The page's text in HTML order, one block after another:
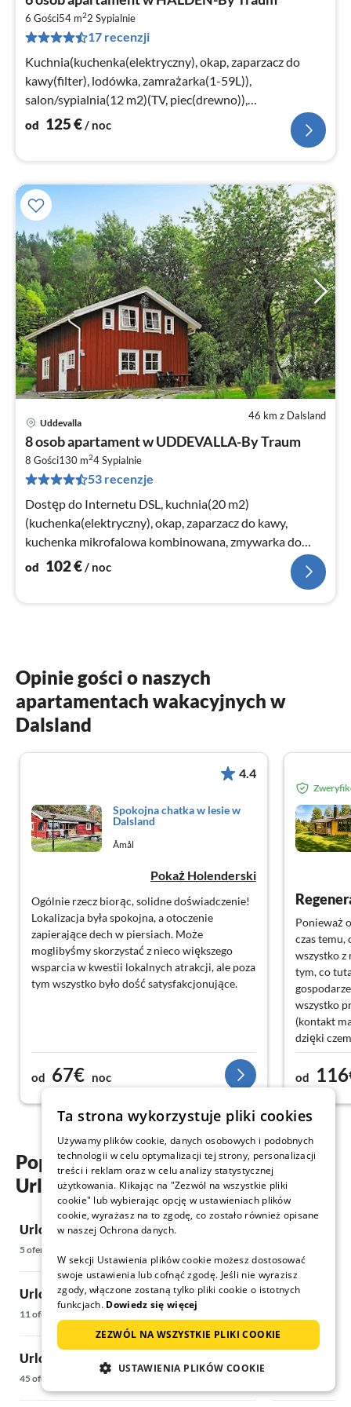
6 Gości54 m22 Sypialnie
17 recenzji
Kuchnia(kuchenka(elektryczny), okap, zaparzacz do
kawy(filter), lodówka, zamrażarka(1-59L)),
salon/sypialnia(12 m2)(TV, piec(drewno)),
sypialnia(łóżko 2-osobowe)
od 125€/ noc
46 km z Dalsland
Uddevalla
8 osob apartament w UDDEVALLA-By Traum
8 Gości130 m24Sypialnie
53 recenzje
Dostęp do Internetu DSL, kuchnia(20 m2)
(kuchenka(elektryczny), okap, zaparzacz do kawy,
kuchenka mikrofalowa kombinowana, zmywarka do
naczyń, lodówko-zamrażarka)
od 102€ / noc
Opinie gości o naszych
apartamentach wakacyjnych w
Dalsland
4.4
Spokojna chatka w lesie w
Dalsland
Åmål
Pokaż Holenderski
Ogólnie rzecz biorąc, solidne doświadczenie!
Lokalizacja była spokojna, a otoczenie
zapierające dech w piersiach. Może
moglibyśmy skorzystać z nieco większego
wsparcia w kwestii lokalnych atrakcji, ale poza
tym wszystko było dość satysfakcjonujące.
od 67€ noc
Ponieważ
czas temu,
wszystko z
tym, co
wszystko
(kontakt
dzięki
mieliśmy
lampkami i
Kamizelki
itd.
od
Popularne regiony i miejscowości
Urlop z psem w Dalsland
Urlop z psem w Bengtsfors
5 oferty
Urlop z psem w Uddevalli
11 oferty
Urlop z psem w Bohuslän
45 oferty
Urlop z psem
Ta strona wykorzystuje pliki cookies
Używamy plików cookie, danych osobowych i podobnych
technologii w celu optymalizacji tej strony, personalizacji
treści i reklam oraz w celu analizy statystycznej
użytkowania. Klikając na "Zezwól na wszystkie pliki
cookie" lub wybierając opcję w ustawieniach plików
cookie, wyrażasz na to zgodę, co zostało również opisane
w naszej Ochrona danych.
W sekcji Ustawienia plików cookie możesz dostosować
swoje ustawienia lub cofnąć zgodę. Jeśli nie wyrazisz
zgody, włączone zostaną tylko pliki cookie o istotnych
funkcjach. Dowiedz się więcej
ZEZWÓL NA WSZYSTKIE PLIKI COOKIE
USTAWIENIA PLIKÓW COOKIE